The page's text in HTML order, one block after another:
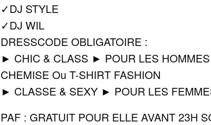
✓DJ STYLE
✓DJ WIL
DRESSCODE OBLIGATOIRE :
► CHIC & CLASS ► POUR LES HOMMES
CHEMISE Ou T-SHIRT FASHION
► CLASSE & SEXY ► POUR LES
PAF : GRATUIT POUR ELLE AVANT 23H